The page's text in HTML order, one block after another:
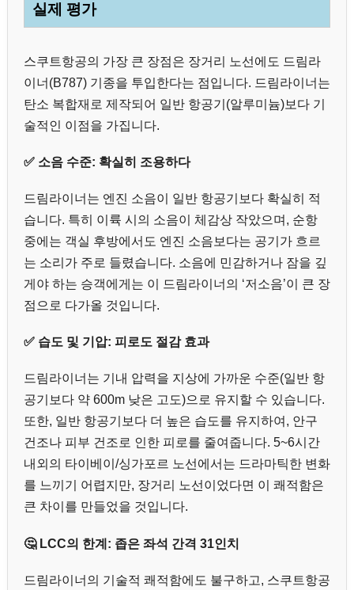
실제 평가
스쿠트항공의 가장 큰 장점은 장거리 노선에도 드림라
이너(B787) 기종을 투입한다는 점입니다. 드림라이너는
탄소 복합재로 제작되어 일반 항공기(알루미늄)보다 기
술적인 이점을 가집니다.
✅ 소음 수준: 확실히 조용하다
드림라이너는 엔진 소음이 일반 항공기보다 확실히 적
습니다. 특히 이륙 시의 소음이 체감상 작았으며, 순항
중에는 객실 후방에서도 엔진 소음보다는 공기가 흐르
는 소리가 주로 들렸습니다. 소음에 민감하거나 잠을 깊
게야 하는 승객에게는 이 드림라이너의 ‘저소음’이 큰 장
점으로 다가올 것입니다.
✅ 습도 및 기압: 피로도 절감 효과
드림라이너는 기내 압력을 지상에 가까운 수준(일반 항
공기보다 약 600m 낮은 고도)으로 유지할 수 있습니다.
또한, 일반 항공기보다 더 높은 습도를 유지하여, 안구
건조나 피부 건조로 인한 피로를 줄여줍니다. 5~6시간
내외의 타이베이/싱가포르 노선에서는 드라마틱한 변화
를 느끼기 어렵지만, 장거리 노선이었다면 이 쾌적함은
큰 차이를 만들었을 것입니다.
🤔 LCC의 한계: 좁은 좌석 간격 31인치
드림라이너의 기술적 쾌적함에도 불구하고, 스쿠트항공